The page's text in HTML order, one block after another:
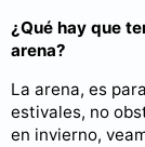
¿Qué hay que
arena?
La arena, es
estivales, no
en invierno,